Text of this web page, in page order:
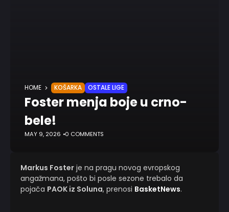
HOME KOŠARKA OSTALE LIGE
Foster menja boje u crno-
bele!
MAY 9, 2026 0 COMMENTS
Markus Foster je na pragu novog evropskog
angažmana, pošto bi posle sezone trebalo da
pojača PAOK iz Soluna, prenosi BasketNews.